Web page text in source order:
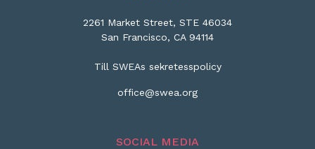
2261 Market Street, STE 46034
San Francisco, CA 94114
Till SWEAs sekretesspolicy
office@swea.org
SOCIAL MEDIA